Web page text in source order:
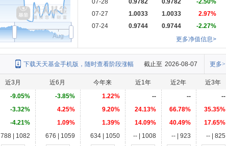
Aug
07-28
0.9782 0.9782
-2.50%
07-27
1.0033 1.0033
2.97%
07-24
0.9744 0.9744
-2.27%
更多净值信息>
更多>
截止至 2026-08-07
下载天天基金手机版，随时查看阶段涨幅
近3月 近6月 今年来 近1年 近2年
近3年
-9.05% -3.85% 1.22% -- --
--
-3.32% 4.25% 9.20% 24.13% 66.78%
35.35%
-4.21% 1.09% 1.39% 14.09% 40.49%
17.65%
788 | 1082 676 | 1059 634 | 1050 -- | 1008 -- | 923 -- | 825